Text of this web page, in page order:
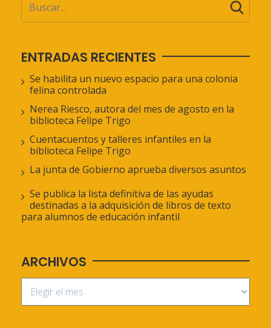
ENTRADAS RECIENTES
Se habilita un nuevo espacio para una colonia
felina controlada
Nerea Riesco, autora del mes de agosto en la
biblioteca Felipe Trigo
Cuentacuentos y talleres infantiles en la
biblioteca Felipe Trigo
La junta de Gobierno aprueba diversos asuntos
Se publica la lista definitiva de las ayudas
destinadas a la adquisición de libros de texto
para alumnos de educación infantil
ARCHIVOS